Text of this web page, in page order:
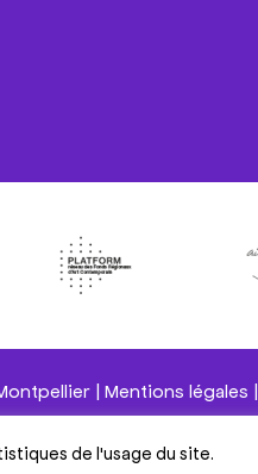
| Mentions légales |
de l'usage du site.